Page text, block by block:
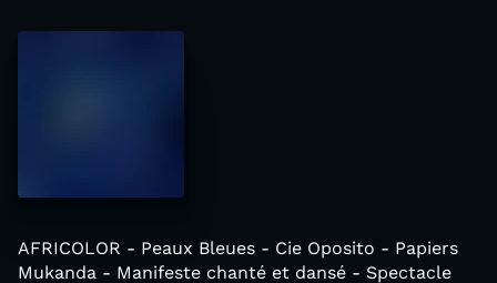
AFRICOLOR - Peaux Bleues - Cie Oposito - Papiers
Mukanda - Manifeste chanté et dansé - Spectacle